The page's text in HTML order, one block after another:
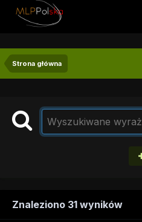
Strona główna
Znaleziono 31 wyników